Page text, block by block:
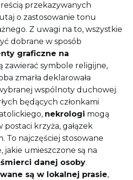
przekazywanych
o zastosowanie tonu
Z uwagi na to, wszystkie
dobrane w sposób
graficzne na
zawierać symbole religijne,
zmarła deklarowała
wspólnoty duchowej.
będących członkami
nekrologi mogą
postaci krzyża, gałązek
To najczęściej stosowane
umieszczone są na
danej osoby.
są w lokalnej prasie,